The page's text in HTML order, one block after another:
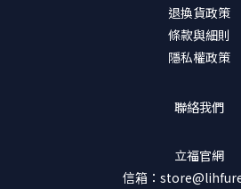
退換貨政策
條款與細則
隱私權政策
聯絡我們
立福官網
信箱：